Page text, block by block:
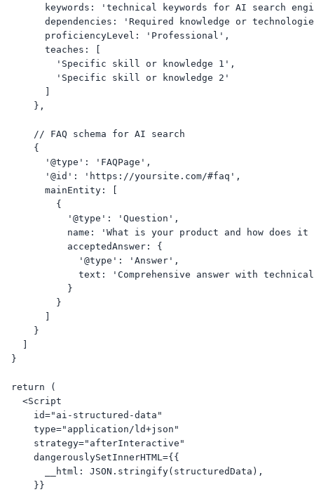
keywords: 'technical keywords for AI search
dependencies: 'Required knowledge or
        proficiencyLevel: 'Professional',
        teaches: [
          'Specific skill or knowledge 1',
          'Specific skill or knowledge 2'
      },
      // FAQ schema for AI search
      {
        '@type': 'FAQPage',
        '@id': 'https://yoursite.com/#faq',
        mainEntity: [
          {
            '@type': 'Question',
name: 'What is your product and how does it
            acceptedAnswer: {
              '@type': 'Answer',
text: 'Comprehensive answer with
            }
          }
      }
  }
  return (
    <Script
      id="ai-structured-data"
      type="application/ld+json"
      strategy="afterInteractive"
      dangerouslySetInnerHTML={{
        __html: JSON.stringify(structuredData),
      }}